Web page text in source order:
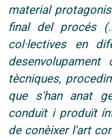
material
final del procés
col·lectives en
tècniques,
que s'han anat
conduït i produït
de conèixer l'art